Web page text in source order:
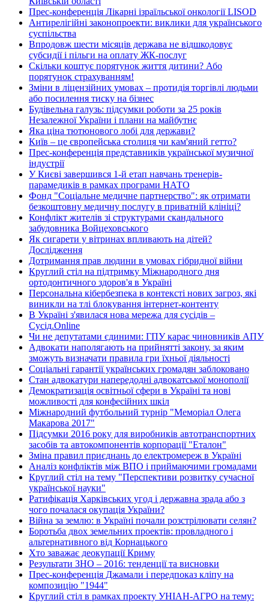
Прес-конференція Лікарні ізраїльської онкології LISOD
Антирелігійні законопроекти: виклики для українського
суспільства
Впродовж шести місяців держава не відшкодовує
субсидії і пільги на оплату ЖК-послуг
Скільки коштує порятунок життя дитини? Або
порятунок страхуванням!
Зміни в ліцензійних умовах – протидія торгівлі людьми
або посилення тиску на бізнес
Будівельна галузь: підсумки роботи за 25 років
Незалежної України і плани на майбутнє
Яка ціна тютюнового лобі для держави?
Київ – це європейська столиця чи кам'яний гетто?
Прес-конференція представників української музичної
індустрії
У Києві завершився 1-й етап навчань тренерів-
парамедиків в рамках програми НАТО
Фонд "Соціальне медичне партнерство": як отримати
безкоштовну медичну послугу в приватній клініці?
Конфлікт жителів зі структурами скандального
забудовника Войцеховського
Як сигарети у вітринах впливають на дітей?
Дослідження
Дотримання прав людини в умовах гібридної війни
Круглий стіл на підтримку Міжнародного дня
ортодонтичного здоров'я в Україні
Персональна кібербезпека в контексті нових загроз, які
виникли на тлі блокування інтернет-контенту
В Україні з'явилася нова мережа для сусідів –
Сусід.Online
Чи не депутатами єдиними: ГПУ карає чиновників АПУ
Адвокати наполягають на прийнятті закону, за яким
зможуть визначати правила гри їхньої діяльності
Соціальні гарантії українських громадян заблоковано
Стан адвокатури напередодні адвокатської монополії
Демократизація освітньої сфери в Україні та нові
можливості для конфесійних шкіл
Міжнародний футбольний турнір "Меморіал Олега
Макарова 2017"
Підсумки 2016 року для виробників автотранспортних
засобів та автокомпонентів корпорації "Еталон"
Зміна правил приєднань до електромереж в Україні
Аналіз конфліктів між ВПО і приймаючими громадами
Круглий стіл на тему "Перспективи розвитку сучасної
української науки"
Ратифікація Харківських угод і державна зрада або з
чого почалася окупація України?
Війна за землю: в Україні почали розстрілювати селян?
Боротьба двох земельних проектів: провладного і
альтернативного від Корнацького
Хто заважає деокупації Криму
Результати ЗНО – 2016: тенденції та висновки
Прес-конференція Джамали і передпоказ кліпу на
композицію "1944"
Круглий стіл в рамках проекту УНІАН-АГРО на тему: